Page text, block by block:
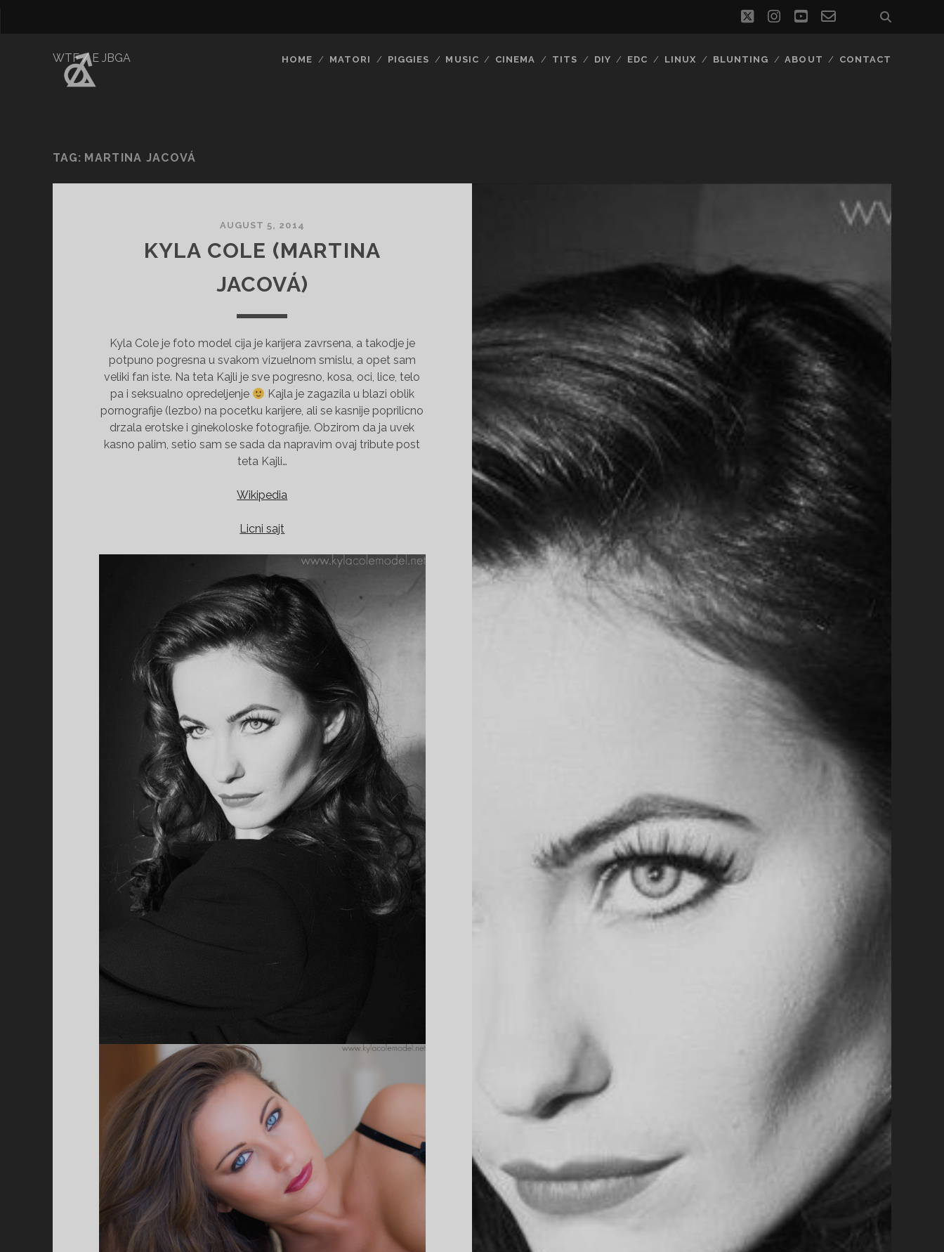
twitterinstagram
youtube
email-
WTF / E JBGA HOME MATORI PIGGIES MUSIC CINEMA TITS DIY EDC LINUX BLUNTING ABOUT CONTACT
TAG: MARTINA JACOVÁ
AUGUST 5, 2014
KYLA COLE (MARTINA
JACOVÁ)
Kyla Cole je foto model cija je karijera zavrsena, a takodje je
potpuno pogresna u svakom vizuelnom smislu, a opet sam
veliki fan iste. Na teta Kajli je sve pogresno, kosa, oci, lice, telo
pa i seksualno opredeljenje
Kajla je zagazila u blazi oblik
pornografije (lezbo) na pocetku karijere, ali se kasnije poprilicno
drzala erotske i ginekoloske fotografije. Obzirom da ja uvek
kasno palim, setio sam se sada da napravim ovaj tribute post
teta Kajli…
Wikipedia
Licni sajt